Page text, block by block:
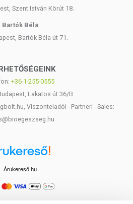
Szent István Körút 18.
Bartók Béla
Bartók Béla út 71.
+36-1-255-0555
Lakatos út 36/B
Viszonteladói - Partneri - Sales:
Árukereső.hu